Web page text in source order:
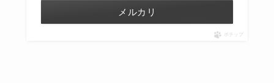
メルカリ
ポチップ